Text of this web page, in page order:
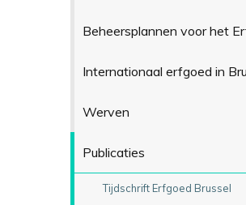
Beheersplannen voor het
Internationaal erfgoed in
Werven
Publicaties
Tijdschrift Erfgoed Brussel